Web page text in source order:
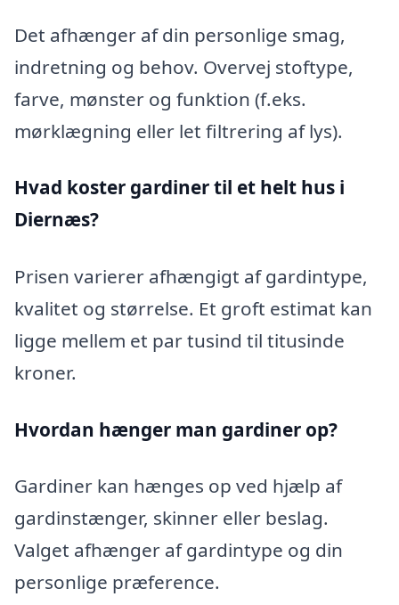
Det afhænger af din personlige smag,
indretning og behov. Overvej stoftype,
farve, mønster og funktion (f.eks.
mørklægning eller let filtrering af lys).
Hvad koster gardiner til et helt hus i
Diernæs?
Prisen varierer afhængigt af gardintype,
kvalitet og størrelse. Et groft estimat kan
ligge mellem et par tusind til titusinde
kroner.
Hvordan hænger man gardiner op?
Gardiner kan hænges op ved hjælp af
gardinstænger, skinner eller beslag.
Valget afhænger af gardintype og din
personlige præference.